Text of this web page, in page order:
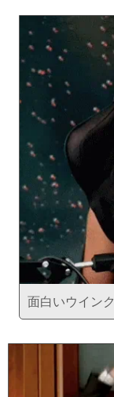
面白いウインク